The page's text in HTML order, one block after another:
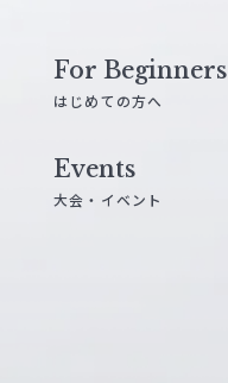
For Beginners
はじめての方へ
Events
大会・イベント